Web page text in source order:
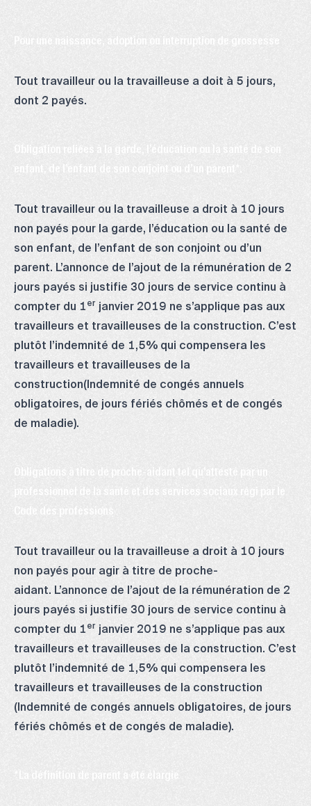
Pour une naissance, adoption ou interruption de grossesse
Tout travailleur ou la travailleuse a doit à 5 jours,
dont 2 payés.
Tout travailleur ou la travailleuse a droit à 10 jours
non payés pour la garde, l’éducation ou la santé de
son enfant, de l’enfant de son conjoint ou d’un
parent. L’annonce de l’ajout de la rémunération de 2
jours payés si justifie 30 jours de service continu à
compter du 1erjanvier 2019 ne s’applique pas aux
travailleurs et travailleuses de la construction. C’est
plutôt l’indemnité de 1,5% qui compensera les
travailleurs et travailleuses de la
construction(Indemnité de congés annuels
obligatoires, de jours fériés chômés et de congés
de maladie).
Tout travailleur ou la travailleuse a droit à 10 jours
non payés pour agir à titre de proche-
aidant. L’annonce de l’ajout de la rémunération de 2
jours payés si justifie 30 jours de service continu à
compter du 1erjanvier 2019 ne s’applique pas aux
travailleurs et travailleuses de la construction. C’est
plutôt l’indemnité de 1,5% qui compensera les
travailleurs et travailleuses de la construction
(Indemnité de congés annuels obligatoires, de jours
fériés chômés et de congés de maladie).